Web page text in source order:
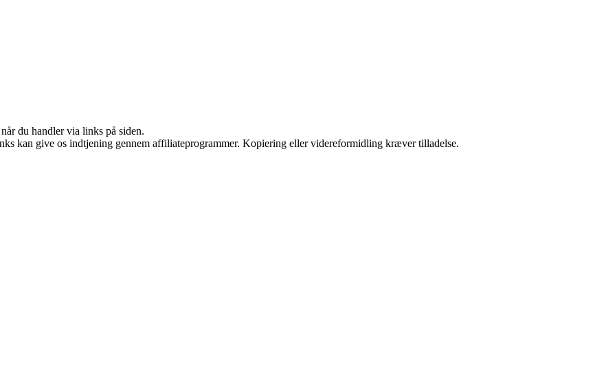
du handler via links på siden.
kan give os indtjening gennem affiliateprogrammer. Kopiering eller videreformidling kræver tilladelse.